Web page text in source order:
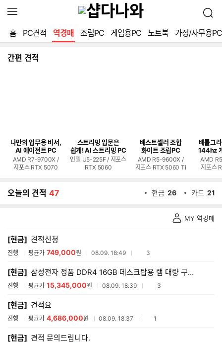
역
열
기
검
색
홈
PC견적 역경매 조립PC 게임용PC 노트북 가정/사무용PC
간편 견적
나만의 업무용 비서,
AI 에이전트 PC
AMD R7-9700X /
지포스 RTX 5070
스트리밍 입문은
쉽게! AI 스트리밍 PC
인텔 U5-225F / 지포스
RTX 5060
베스트셀러 조합
화이트 조립PC
AMD R5-9600X /
지포스 RTX 5060 Ti
배틀그
144hz
AMD
지포스
오늘의 견적 47 현금 26 카드 21
견
적
스
트
MY 역경매
[현금] 견적신청
진행 평균가 749,000원 08.09. 18:49 참여업체수
3
[현금] 삼성전자 정품 DDR4 16GB 데스크탑용 램 대량 구매합니다.
진행 평균가 15,345,000원 08.09. 18:39 참여업체수
3
[현금] 견적요
진행 평균가 4,686,000원 08.09. 18:37 참여업체수
1
[현금] 견적 문의드립니다.